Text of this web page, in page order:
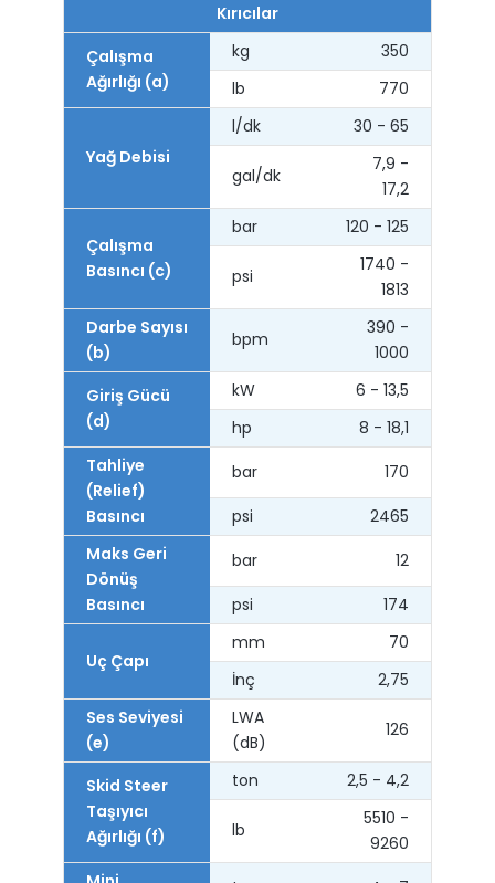
Kırıcılar
Çalışma
Ağırlığı (a)
kg
350
lb
770
Yağ Debisi
l/dk 30 - 65
gal/dk
7,9 -
17,2
Çalışma
Basıncı (c)
bar 120 - 125
psi
1740 -
1813
Darbe Sayısı
(b)
bpm
390 -
1000
Giriş Gücü
(d)
kW
6 - 13,5
hp
8 - 18,1
Tahliye
(Relief)
Basıncı
bar
170
psi
2465
Maks Geri
Dönüş
Basıncı
bar
12
psi
174
Uç Çapı
mm
70
İnç
2,75
Ses Seviyesi
(e)
LWA
(dB)
126
Skid Steer
Taşıyıcı
Ağırlığı (f)
ton 2,5 - 4,2
lb
5510 -
9260